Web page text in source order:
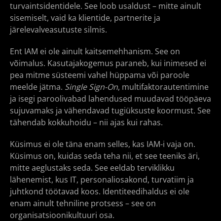
turvaintsidentidele. See loob usaldust – mitte ainult
sisemiselt, vaid ka klientide, partnerite ja
järelevalveasutuste silmis.
Ent IAM ei ole ainult kaitsemehhanism. See on
võimalus. Kasutajakogemus paraneb, kui inimesed ei
pea mitme süsteemi vahel hüppama või paroole
meelde jätma. Single Sign-On, multifaktorautentimine
ja isegi paroolivabad lahendused muudavad tööpäeva
sujuvamaks ja vähendavad tugiüksuste koormust. See
tähendab kokkuhoidu – nii ajas kui rahas.
Küsimus ei ole täna enam selles, kas IAM-i vaja on.
Küsimus on, kuidas seda teha nii, et see teeniks äri,
mitte aeglustaks seda. See eeldab terviklikku
lähenemist, kus IT, personaliosakond, turvatiim ja
juhtkond töötavad koos. Identiteedihaldus ei ole
enam ainult tehniline protsess – see on
organisatsioonikultuuri osa.